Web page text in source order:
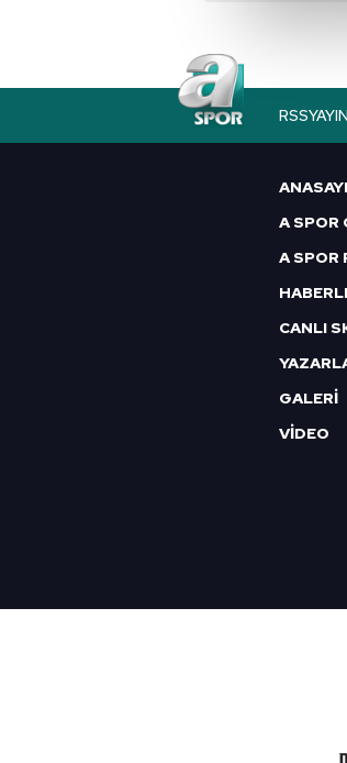
reklam/
Çerezlere
6698
mevzuata
RSS
A SPOR
A SPOR
CANLI
GALERİ
VİDEO